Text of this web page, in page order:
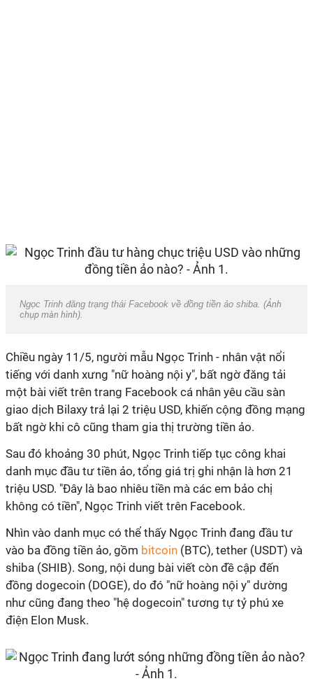
Ngọc Trinh đăng trạng thái Facebook về đồng tiền ảo shiba. (Ảnh
chụp màn hình).
Chiều ngày 11/5, người mẫu Ngọc Trinh - nhân vật nổi
tiếng với danh xưng "nữ hoàng nội y", bất ngờ đăng tải
một bài viết trên trang Facebook cá nhân yêu cầu sàn
giao dịch Bilaxy trả lại 2 triệu USD, khiến cộng đồng mạng
bất ngờ khi cô cũng tham gia thị trường tiền ảo.
Sau đó khoảng 30 phút, Ngọc Trinh tiếp tục công khai
danh mục đầu tư tiền ảo, tổng giá trị ghi nhận là hơn 21
triệu USD. "Đây là bao nhiêu tiền mà các em bảo chị
không có tiền", Ngọc Trinh viết trên Facebook.
Nhìn vào danh mục có thể thấy Ngọc Trinh đang đầu tư
vào ba đồng tiền ảo, gồm bitcoin (BTC), tether (USDT) và
shiba (SHIB). Song, nội dung bài viết còn đề cập đến
đồng dogecoin (DOGE), do đó "nữ hoàng nội y" dường
như cũng đang theo "hệ dogecoin" tương tự tỷ phú xe
điện Elon Musk.